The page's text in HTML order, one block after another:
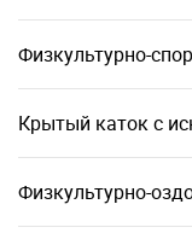
Физкультурно-
Крытый каток с
Физкультурно-